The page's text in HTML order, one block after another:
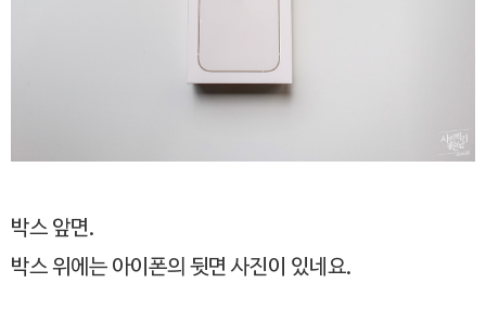
박스 앞면.
박스 위에는 아이폰의 뒷면 사진이 있네요.